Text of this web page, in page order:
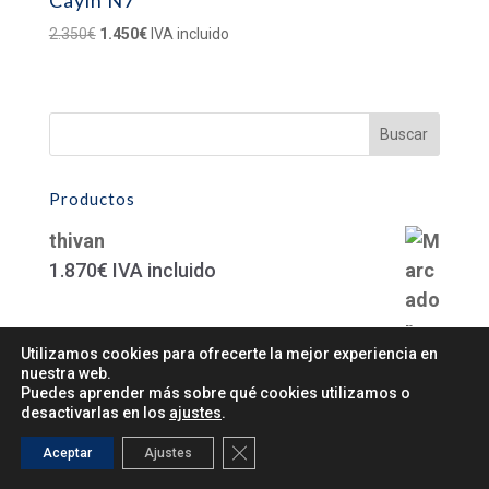
2.350€ El
era:
1.450€El
es:
IVA incluido
Productos
thivan
1.870€ IVA incluido
CP 6
960€ IVA incluido
LP -305 Preamplifier Reference
12.000€ IVA incluido
Utilizamos cookies para ofrecerte la mejor experiencia en
nuestra web.
Puedes aprender más sobre qué cookies utilizamos o
desactivarlas en los ajustes.
Aceptar Ajustes Cerrar el banner de cookies RGPD